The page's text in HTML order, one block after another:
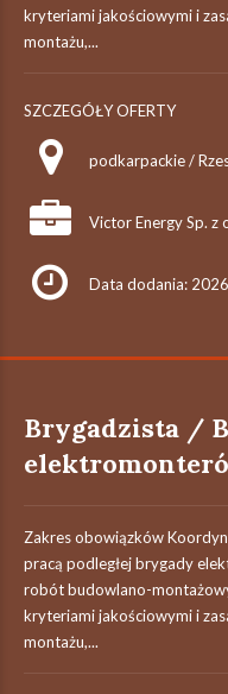
kryteriami jakościowymi i
montażu,...
SZCZEGÓŁY OFERTY
podkarpackie /
Victor Energy Sp. z
Data dodania:
Brygadzista /
Zakres obowiązków
pracą podległej brygady
robót budowlano-
kryteriami jakościowymi i
montażu,...